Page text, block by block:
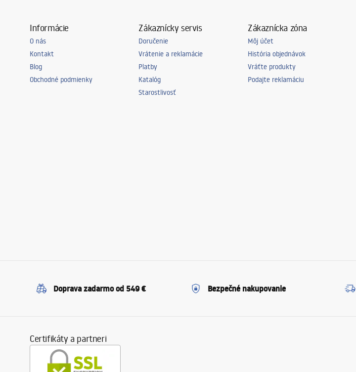
Informácie
O nás
Kontakt
Blog
Obchodné podmienky
Zákaznícky servis
Doručenie
Vrátenie a reklamácie
Platby
Katalóg
Starostlivosť
Zákaznícka zóna
Môj účet
História objednávok
Vráťte produkty
Podajte reklamáciu
Doprava zadarmo od 549 € Bezpečné nakupovanie
Certifikáty a partneri